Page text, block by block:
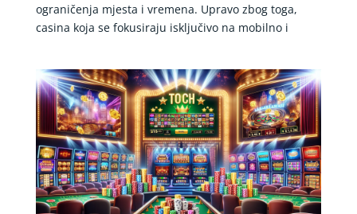
ograničenja mjesta i vremena. Upravo zbog toga,
casina koja se fokusiraju isključivo na mobilno i